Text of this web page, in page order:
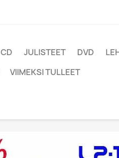
CD JULISTEET DVD
VIIMEKSI TULLEET